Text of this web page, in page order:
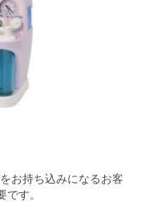
お持ち込みになるお客
です。